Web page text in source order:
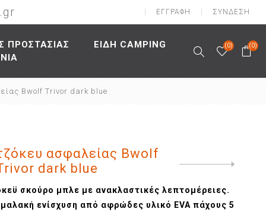
ΕΓΓΡΑΦΉ ΣΎΝΔΕΣΗ
ΠΡΟΣΤΑΣΙΑΣ
Κράνη
ΕΙΔΗ CAMPING
(0) (0)
Bwolf Trivor dark blue
ασφαλείας Bwolf
dark blue
σκούρο μπλε με ανακλαστικές λεπτομέρειες.
ενίσχυση από αφρώδες υλικό EVA πάχους 5